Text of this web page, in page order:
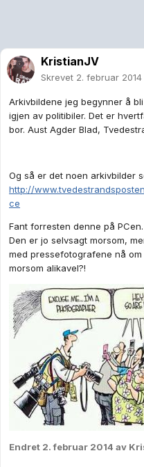
KristianJV
Skrevet 2. februar 2014
Arkivbildene jeg begynner å
igjen av politibiler. Det er
bor. Aust Agder Blad,
Og så er det noen arkivbilder
http://
ce
Fant forresten denne på PCen.
Den er jo selvsagt morsom,
med pressefotografene nå
morsom alikavel?!
Endret 2. februar 2014 av